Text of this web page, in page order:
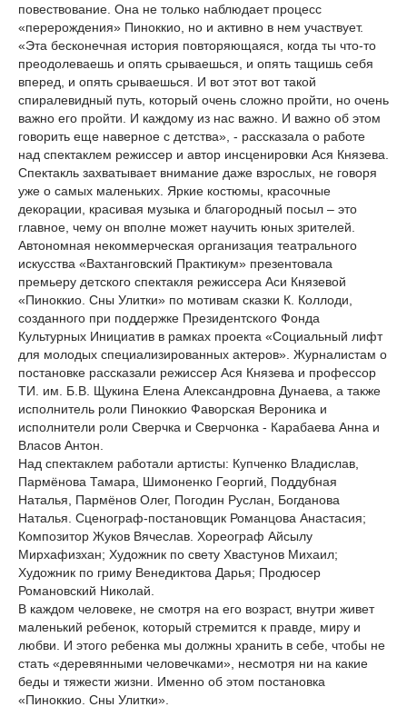
повествование. Она не только наблюдает процесс
«перерождения» Пиноккио, но и активно в нем участвует.
«Эта бесконечная история повторяющаяся, когда ты что-то
преодолеваешь и опять срываешься, и опять тащишь себя
вперед, и опять срываешься. И вот этот вот такой
спиралевидный путь, который очень сложно пройти, но очень
важно его пройти. И каждому из нас важно. И важно об этом
говорить еще наверное с детства», - рассказала о работе
над спектаклем режиссер и автор инсценировки Ася Князева.
Спектакль захватывает внимание даже взрослых, не говоря
уже о самых маленьких. Яркие костюмы, красочные
декорации, красивая музыка и благородный посыл – это
главное, чему он вполне может научить юных зрителей.
Автономная некоммерческая организация театрального
искусства «Вахтанговский Практикум» презентовала
премьеру детского спектакля режиссера Аси Князевой
«Пиноккио. Сны Улитки» по мотивам сказки К. Коллоди,
созданного при поддержке Президентского Фонда
Культурных Инициатив в рамках проекта «Социальный лифт
для молодых специализированных актеров». Журналистам о
постановке рассказали режиссер Ася Князева и профессор
ТИ. им. Б.В. Щукина Елена Александровна Дунаева, а также
исполнитель роли Пиноккио Фаворская Вероника и
исполнители роли Сверчка и Сверчонка - Карабаева Анна и
Власов Антон.
Над спектаклем работали артисты: Купченко Владислав,
Пармёнова Тамара, Шимоненко Георгий, Поддубная
Наталья, Пармёнов Олег, Погодин Руслан, Богданова
Наталья. Сценограф-постановщик Романцова Анастасия;
Композитор Жуков Вячеслав. Хореограф Айсылу
Мирхафизхан; Художник по свету Хвастунов Михаил;
Художник по гриму Венедиктова Дарья; Продюсер
Романовский Николай.
В каждом человеке, не смотря на его возраст, внутри живет
маленький ребенок, который стремится к правде, миру и
любви. И этого ребенка мы должны хранить в себе, чтобы не
стать «деревянными человечками», несмотря ни на какие
беды и тяжести жизни. Именно об этом постановка
«Пиноккио. Сны Улитки».